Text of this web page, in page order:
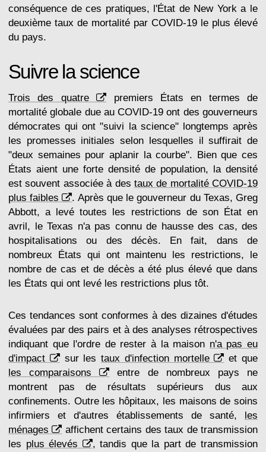
conséquence de ces pratiques, l'État de New York a le
deuxième taux de mortalité par COVID-19 le plus élevé
du pays.
Suivre la science
Trois des quatre
premiers États en termes de
mortalité globale due au COVID-19 ont des gouverneurs
démocrates qui ont "suivi la science" longtemps après
les promesses initiales selon lesquelles il suffirait de
"deux semaines pour aplanir la courbe". Bien que ces
États aient une forte densité de population, la densité
est souvent associée à des taux de mortalité COVID-19
plus faibles
. Après que le gouverneur du Texas, Greg
Abbott, a levé toutes les restrictions de son État en
avril, le Texas n'a pas connu de hausse des cas, des
hospitalisations ou des décès. En fait, dans de
nombreux États qui ont maintenu les restrictions, le
nombre de cas et de décès a été plus élevé que dans
les États qui ont levé les restrictions plus tôt.
Ces tendances sont conformes à des dizaines d'études
évaluées par des pairs et à des analyses rétrospectives
indiquant que l'ordre de rester à la maison n'a pas eu
d'impact
sur lestaux d'infection mortelle
et que
les comparaisons
entre de nombreux pays ne
montrent pas de résultats supérieurs dus aux
confinements. Outre les hôpitaux, les maisons de soins
infirmiers et d'autres établissements de santé, les
ménages
affichent certains des taux de transmission
les plus élevés
, tandis que la part de transmission